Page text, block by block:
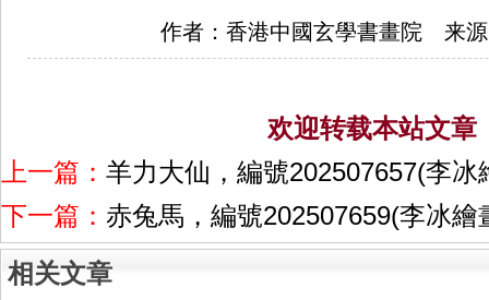
作者：香港中國玄學書畫院 来
欢迎转载本站文章
上一篇： 羊力大仙，編號202507657(李冰
下一篇： 赤兔馬，編號202507659(李冰繪
相关文章